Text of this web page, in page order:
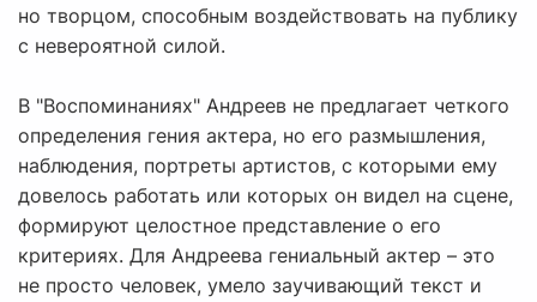
но творцом, способным воздействовать на публику
с невероятной силой.
В "Воспоминаниях" Андреев не предлагает четкого
определения гения актера, но его размышления,
наблюдения, портреты артистов, с которыми ему
довелось работать или которых он видел на сцене,
формируют целостное представление о его
критериях. Для Андреева гениальный актер – это
не просто человек, умело заучивающий текст и